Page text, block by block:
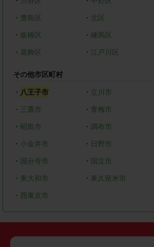
・ 豊島区 ・ 北区
・ 板橋区 ・ 練馬区
・ 葛飾区 ・ 江戸川区
その他市区町村
・ 八王子市 ・ 立川市
・ 三鷹市 ・ 青梅市
・ 昭島市 ・ 調布市
・ 小金井市 ・ 日野市
・ 国分寺市 ・ 国立市
・ 東大和市 ・ 東久留米市
・ 西東京市